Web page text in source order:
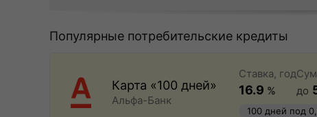
Популярные потребительские кредиты
Карта «100 дней»
Альфа-Банк
Ставка, год
16.9 %
до
100 дней под